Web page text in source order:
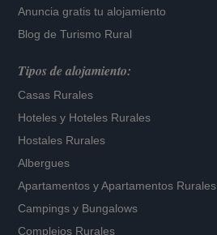
Anuncia gratis tu alojamiento
Blog de Turismo Rural
Tipos de alojamiento:
Casas Rurales
Hoteles y Hoteles Rurales
Hostales Rurales
Albergues
Apartamentos yApartamentos Rurales
Campings y Bungalows
Complejos Rurales